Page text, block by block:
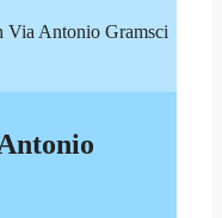
Via Antonio Gramsci